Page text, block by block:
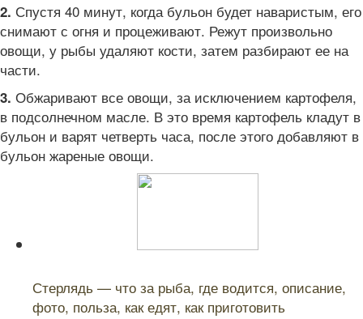
2. Спустя 40 минут, когда бульон будет наваристым, его
снимают с огня и процеживают. Режут произвольно
овощи, у рыбы удаляют кости, затем разбирают ее на
части.
3. Обжаривают все овощи, за исключением картофеля,
в подсолнечном масле. В это время картофель кладут в
бульон и варят четверть часа, после этого добавляют в
бульон жареные овощи.
Стерлядь — что за рыба, где водится, описание,
фото, польза, как едят, как приготовить